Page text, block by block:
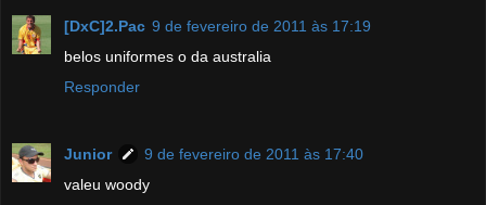
[DxC]2.Pac 9 de fevereiro de 2011 às 17:19
belos uniformes o da australia
Responder
Junior
9 de fevereiro de 2011 às 17:40
valeu woody